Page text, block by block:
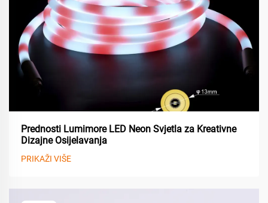
Prednosti Lumimore LED Neon Svjetla za Kreativne
Dizajne Osijelavanja
PRIKAŽI VIŠE